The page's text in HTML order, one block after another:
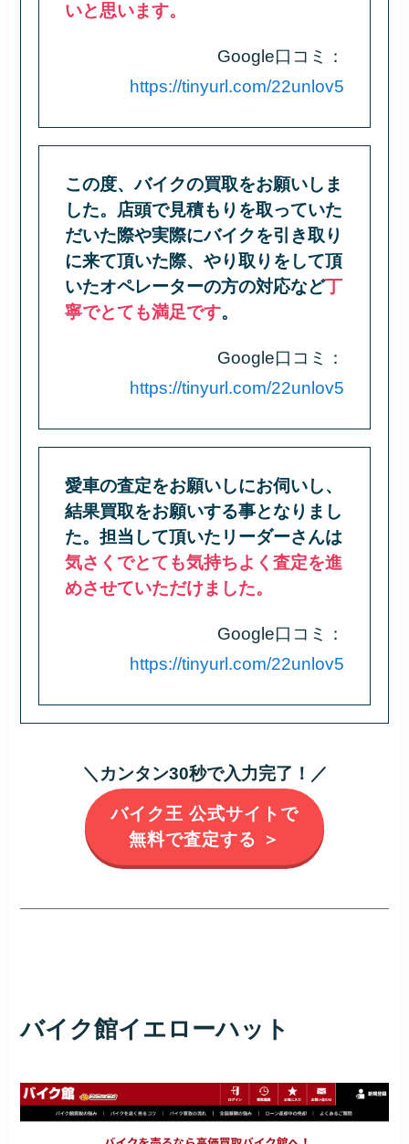
いと思います。
Google口コミ：
https://tinyurl.com/22unlov5
この度、バイクの買取をお願いしま
した。店頭で見積もりを取っていた
だいた際や実際にバイクを引き取り
に来て頂いた際、やり取りをして頂
いたオペレーターの方の対応など丁
寧でとても満足です。
Google口コミ：
https://tinyurl.com/22unlov5
愛車の査定をお願いしにお伺いし、
結果買取をお願いする事となりまし
た。担当して頂いたリーダーさんは
気さくでとても気持ちよく査定を進
めさせていただけました。
Google口コミ：
https://tinyurl.com/22unlov5
＼カンタン30秒で入力完了！／
バイク王 公式サイトで
無料で査定する ＞
バイク館イエローハット